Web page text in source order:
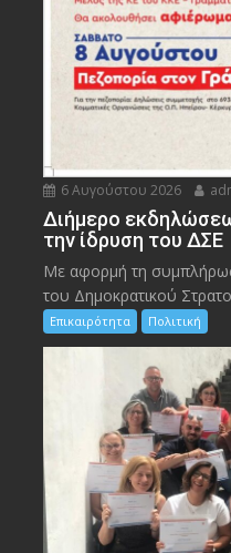
6 Αυγούστου 2026
Διήμερο
την ίδρυση του ΔΣΕ
Με αφορμή τη
του Δημοκρατικού
Επικαιρότητα Πολιτική